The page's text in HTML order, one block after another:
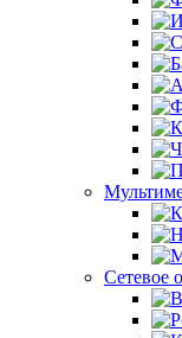
Сетевое